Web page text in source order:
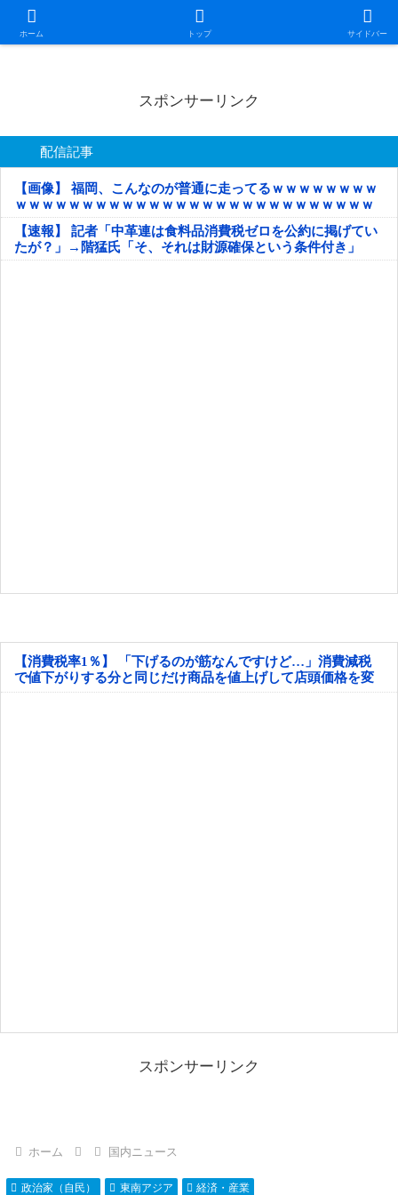
ホーム トップ サイドバー
日本第一！ニュース録
スポンサーリンク
配信記事
【画像】 福岡、こんなのが普通に走ってるｗｗｗｗｗｗｗｗ
ｗｗｗｗｗｗｗｗｗｗｗｗｗｗｗｗｗｗｗｗｗｗｗｗｗｗｗ
ｗｗｗｗｗ
【速報】 記者「中革連は食料品消費税ゼロを公約に掲げてい
たが？」→階猛氏「そ、それは財源確保という条件付き」
【消費税率1％】 「下げるのが筋なんですけど…」消費減税
で値下がりする分と同じだけ商品を値上げして店頭価格を変
えない店も
スポンサーリンク
ホーム 国内ニュース
政治家（自民） 東南アジア 経済・産業